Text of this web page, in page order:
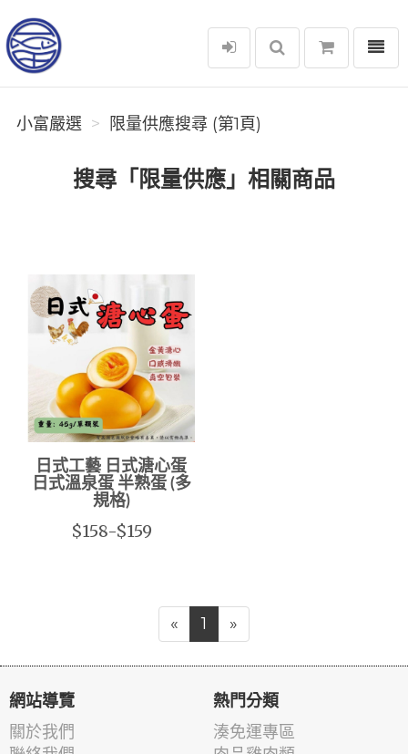
小富嚴選
選單
小富嚴選 限量供應搜尋 (第1頁)
搜尋「限量供應」相關商品
日式工藝 日式溏心蛋
日式溫泉蛋 半熟蛋 (多
規格)
$158-$159
« 1 »
網站導覽
關於我們
熱門分類
湊免運專區